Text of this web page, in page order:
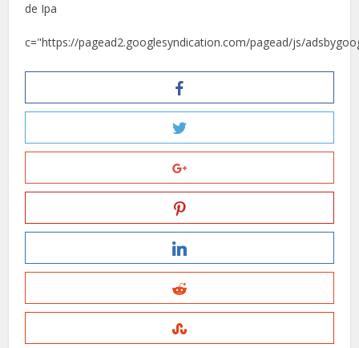
de Ipa
c="https://pagead2.googlesyndication.com/pagead/js/